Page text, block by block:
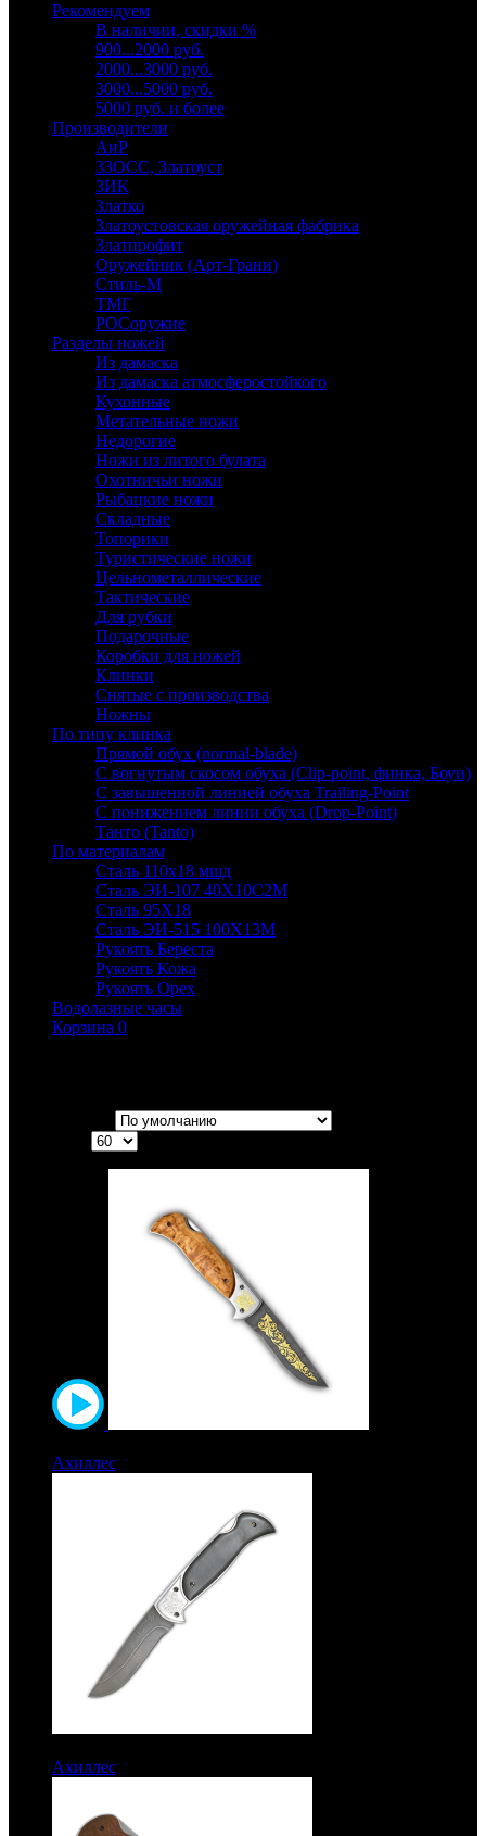
Рекомендуем
В наличии, скидки %
900...2000 руб.
2000...3000 руб.
3000...5000 руб.
5000 руб. и более
Производители
АиР
ЗЗОСС, Златоуст
ЗИК
Златко
Златоустовская оружейная фабрика
Златпрофит
Оружейник (Арт-Грани)
Стиль-М
ТМГ
РОСоружие
Разделы ножей
Из дамаска
Из дамаска атмосферостойкого
Кухонные
Метательные ножи
Недорогие
Ножи из литого булата
Охотничьи ножи
Рыбацкие ножи
Складные
Топорики
Туристические ножи
Цельнометаллические
Тактические
Для рубки
Подарочные
Коробки для ножей
Клинки
Снятые с производства
Ножны
По типу клинка
Прямой обух (normal-blade)
С вогнутым скосом обуха (Clip-point, финка, Боуи)
С завышенной линией обуха Trailing-Point
С понижением линии обуха (Drop-Point)
Танто (Tanto)
По материалам
Сталь 110х18 мшд
Сталь ЭИ-107 40Х10С2М
Сталь 95Х18
Сталь ЭИ-515 100Х13М
Рукоять Береста
Рукоять Кожа
Рукоять Орех
Водолазные часы
Корзина 0
Ахиллес
Ахиллес